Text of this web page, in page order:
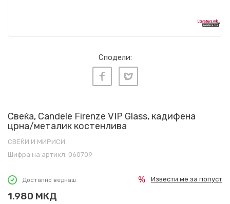
Сподели:
Свеќа, Candele Firenze VIP Glass, кадифена
црна/металик костенлива
СВЕЌИ И МИРИСИ
Шифра на артикл: 060709
Достапно веднаш
1.980 МКД
Извести ме за попуст